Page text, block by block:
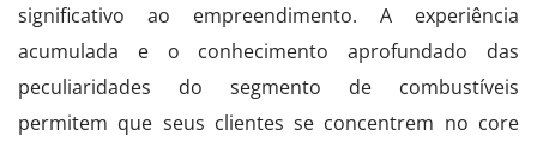
significativo ao empreendimento. A experiência
acumulada e o conhecimento aprofundado das
peculiaridades do segmento de combustíveis
permitem que seus clientes se concentrem no core